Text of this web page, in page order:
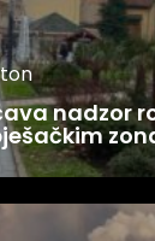
nadzor